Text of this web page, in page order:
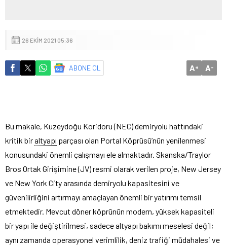
26 EKIM 2021 05:36
ABONE OL A+ A-
Bu makale, Kuzeydoğu Koridoru (NEC) demiryolu hattındaki
kritik biraltyapı parçası olan Portal Köprüsü’nün yenilenmesi
konusundaki önemli çalışmayı ele almaktadır. Skanska/Traylor
Bros Ortak Girişimine (JV) resmi olarak verilen proje, New Jersey
ve New York City arasında demiryolu kapasitesini ve
güvenilirliğini artırmayı amaçlayan önemli bir yatırımı temsil
etmektedir. Mevcut döner köprünün modern, yüksek kapasiteli
bir yapı ile değiştirilmesi, sadece altyapı bakımı meselesi değil;
aynı zamanda operasyonel verimlilik, deniz trafiği müdahalesi ve